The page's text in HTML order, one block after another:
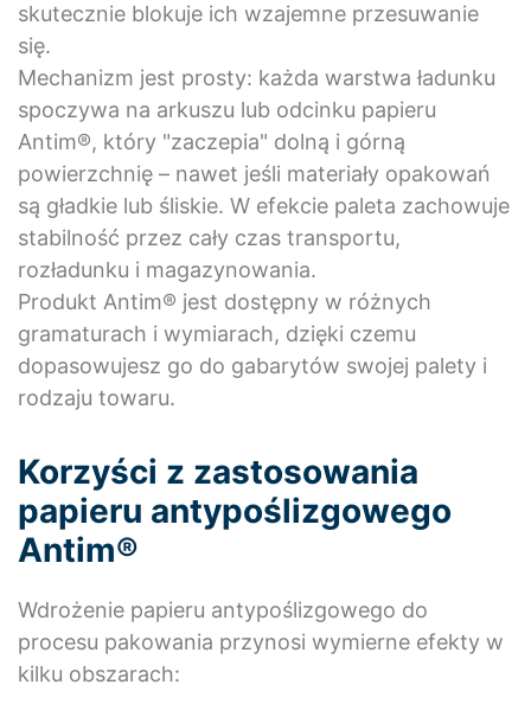
skutecznie blokuje ich wzajemne przesuwanie
się.
Mechanizm jest prosty: każda warstwa ładunku
spoczywa na arkuszu lub odcinku papieru
Antim®, który "zaczepia" dolną i górną
powierzchnię – nawet jeśli materiały opakowań
są gładkie lub śliskie. W efekcie paleta zachowuje
stabilność przez cały czas transportu,
rozładunku i magazynowania.
Produkt Antim® jest dostępny w różnych
gramaturach i wymiarach, dzięki czemu
dopasowujesz go do gabarytów swojej palety i
rodzaju towaru.
Korzyści z zastosowania
papieru antypoślizgowego
Antim®
Wdrożenie papieru antypoślizgowego do
procesu pakowania przynosi wymierne efekty w
kilku obszarach: